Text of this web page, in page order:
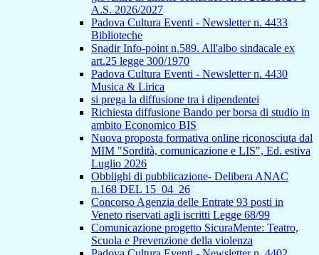
A.S. 2026/2027
Padova Cultura Eventi - Newsletter n. 4433
Biblioteche
Snadir Info-point n.589. All'albo sindacale ex
art.25 legge 300/1970
Padova Cultura Eventi - Newsletter n. 4430
Musica & Lirica
si prega la diffusione tra i dipendentei
Richiesta diffusione Bando per borsa di studio in
ambito Economico BIS
Nuova proposta formativa online riconosciuta dal
MIM "Sordità, comunicazione e LIS", Ed. estiva
Luglio 2026
Obblighi di pubblicazione- Delibera ANAC
n.168 DEL 15_04_26
Concorso Agenzia delle Entrate 93 posti in
Veneto riservati agli iscritti Legge 68/99
Comunicazione progetto SicuraMente: Teatro,
Scuola e Prevenzione della violenza